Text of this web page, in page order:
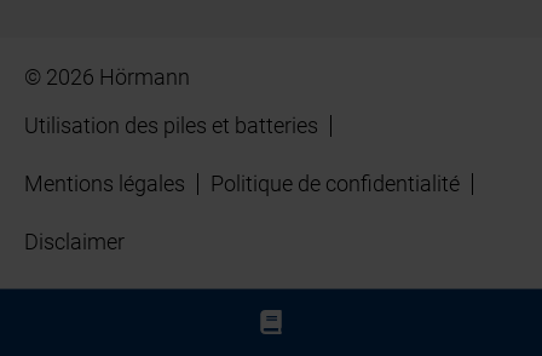
© 2026 Hörmann
Utilisation des piles et batteries
Mentions légales Politique de confidentialité
Disclaimer